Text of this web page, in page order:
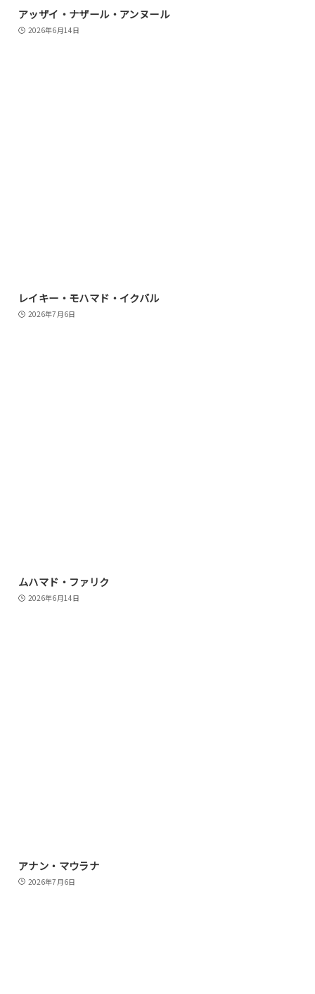
アッザイ・ナザール・アンヌール
2026年6月14日
レイキー・モハマド・イクバル
2026年7月6日
ムハマド・ファリク
2026年6月14日
アナン・マウラナ
2026年7月6日